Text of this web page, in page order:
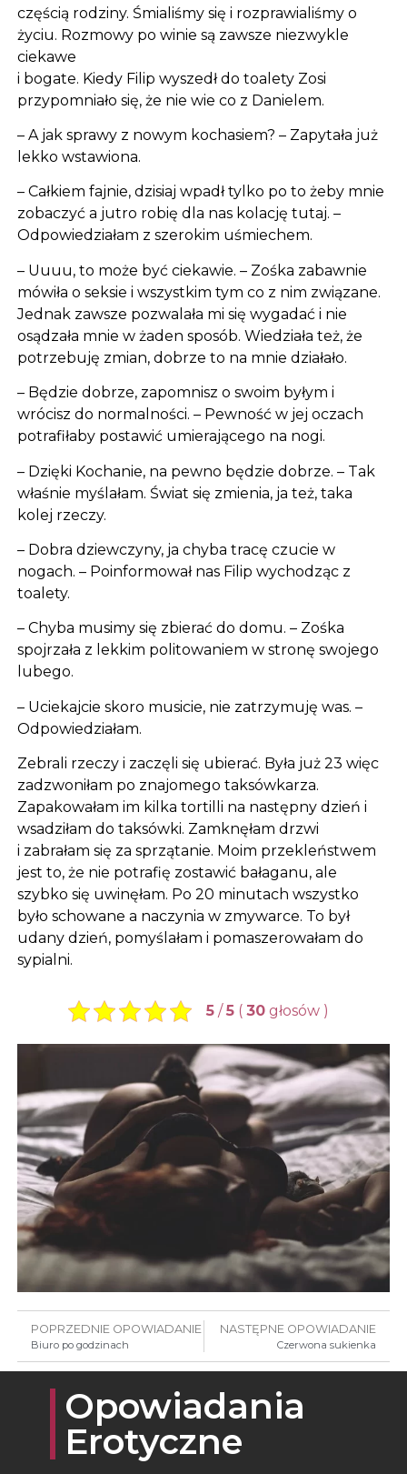
częścią rodziny. Śmialiśmy się i rozprawialiśmy o
życiu. Rozmowy po winie są zawsze niezwykle
ciekawe
i bogate. Kiedy Filip wyszedł do toalety Zosi
przypomniało się, że nie wie co z Danielem.
– A jak sprawy z nowym kochasiem? – Zapytała już
lekko wstawiona.
– Całkiem fajnie, dzisiaj wpadł tylko po to żeby mnie
zobaczyć a jutro robię dla nas kolację tutaj. –
Odpowiedziałam z szerokim uśmiechem.
– Uuuu, to może być ciekawie. – Zośka zabawnie
mówiła o seksie i wszystkim tym co z nim związane.
Jednak zawsze pozwalała mi się wygadać i nie
osądzała mnie w żaden sposób. Wiedziała też, że
potrzebuję zmian, dobrze to na mnie działało.
– Będzie dobrze, zapomnisz o swoim byłym i
wrócisz do normalności. – Pewność w jej oczach
potrafiłaby postawić umierającego na nogi.
– Dzięki Kochanie, na pewno będzie dobrze. – Tak
właśnie myślałam. Świat się zmienia, ja też, taka
kolej rzeczy.
– Dobra dziewczyny, ja chyba tracę czucie w
nogach. – Poinformował nas Filip wychodząc z
toalety.
– Chyba musimy się zbierać do domu. – Zośka
spojrzała z lekkim politowaniem w stronę swojego
lubego.
– Uciekajcie skoro musicie, nie zatrzymuję was. –
Odpowiedziałam.
Zebrali rzeczy i zaczęli się ubierać. Była już 23 więc
zadzwoniłam po znajomego taksówkarza.
Zapakowałam im kilka tortilli na następny dzień i
wsadziłam do taksówki. Zamknęłam drzwi
i zabrałam się za sprzątanie. Moim przekleństwem
jest to, że nie potrafię zostawić bałaganu, ale
szybko się uwinęłam. Po 20 minutach wszystko
było schowane a naczynia w zmywarce. To był
udany dzień, pomyślałam i pomaszerowałam do
sypialni.
5 / 5 ( 30 głosów )
POPRZEDNIE OPOWIADANIE
Biuro po godzinach
NASTĘPNE OPOWIADANIE
Czerwona sukienka
Opowiadania
Erotyczne